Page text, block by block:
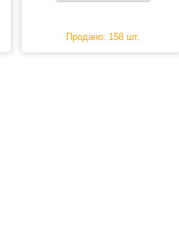
Продано: 158 шт.